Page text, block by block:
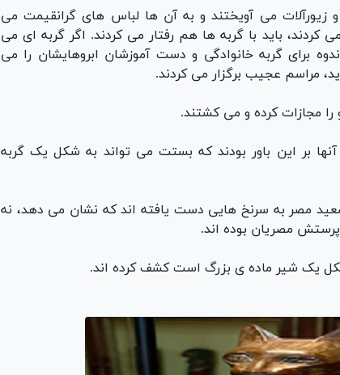
و زیورآلات می آویختند و به آن ها لباس های گرانقیمت می
کردند، باید با گربه ها هم رفتار می کردند. اگر گربه ای می
برای گربه خانوادگی و دست آموزشان ابروهایشان را می
مراسم عجیب برگزار می کردند.
مجازات کرده و می کشتند.
بر این باور بودند که بستت می تواند به شکل یک گربه
مصر به سرنخ هایی دست یافته اند که نشان می دهد، نه
پرستش مصریان بوده اند.
یک شیر ماده ی بزرگ است کشف کرده اند.